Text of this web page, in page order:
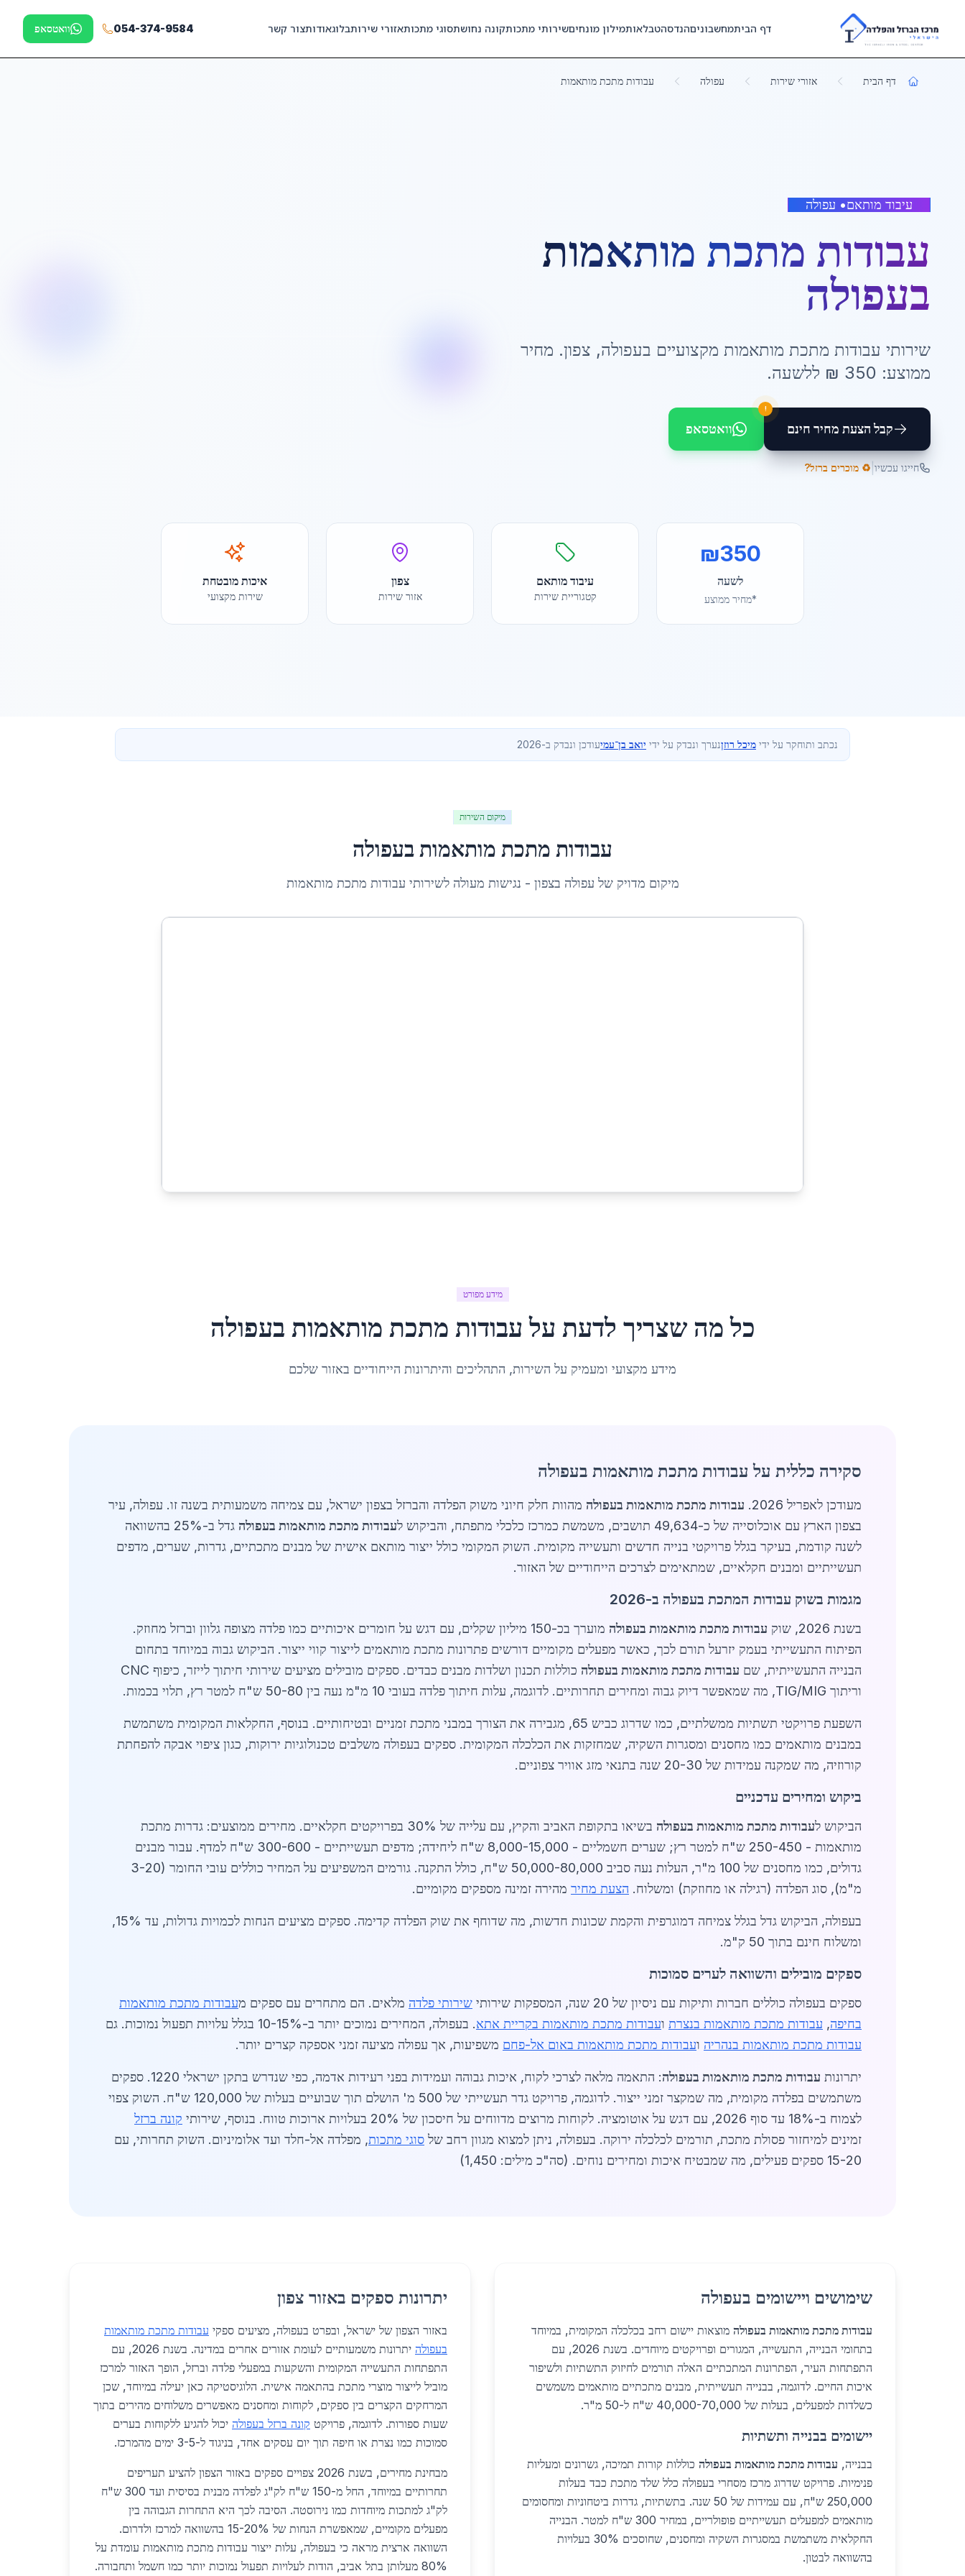
Skip to main content
דף הביתמחשבוניםהנדסהטבלאותמילון מונחיםשירותי מתכותקונה נחושתסוגי מתכותאזורי שירותבלוגאודותצור קשר 054-374-9584 וואטסאפ
דף הבית אזורי שירות עפולה עבודות מתכת מותאמות
עיבוד מותאם• עפולה
עבודות מתכת מותאמות
בעפולה
שירותי עבודות מתכת מותאמות מקצועיים בעפולה, צפון. מחיר
ממוצע: 350 ₪ ללשעה.
קבל הצעת מחיר חינם
!
וואטסאפ
חייגו עכשיו ♻️ מוכרים ברזל?
₪350
לשעה
*מחיר ממוצע
עיבוד מותאם
קטגוריית שירות
צפון
אזור שירות
איכות מובטחת
שירות מקצועי
נכתב ותוחקר על ידי מיכל רוזןנערך ונבדק על ידי יואב בן־עמיעודכן ונבדק ב-2026
מיקום השירות
עבודות מתכת מותאמות בעפולה
מיקום מדויק של עפולה בצפון - נגישות מעולה לשירותי עבודות מתכת מותאמות
מידע מפורט
כל מה שצריך לדעת על עבודות מתכת מותאמות בעפולה
מידע מקצועי ומעמיק על השירות, התהליכים והיתרונות הייחודיים באזור שלכם
סקירה כללית על עבודות מתכת מותאמות בעפולה
מעודכן לאפריל 2026. עבודות מתכת מותאמות בעפולה מהוות חלק חיוני משוק הפלדה והברזל בצפון ישראל, עם צמיחה משמעותית בשנה זו. עפולה, עיר
בצפון הארץ עם אוכלוסייה של כ-49,634 תושבים, משמשת כמרכז כלכלי מתפתח, והביקוש ל
עבודות מתכת מותאמות בעפולה
גדל ב-25% בהשוואה
לשנה קודמת, בעיקר בגלל פרויקטי בנייה חדשים ותעשייה מקומית. השוק המקומי כולל ייצור מותאם אישית של מבנים מתכתיים, גדרות, שערים, מדפים
תעשייתיים ומבנים חקלאיים, שמתאימים לצרכים הייחודיים של האזור.
מגמות בשוק עבודות המתכת בעפולה ב-2026
בשנת 2026, שוק עבודות מתכת מותאמות בעפולה
מוערך בכ-150 מיליון שקלים, עם דגש על חומרים איכותיים כמו פלדה מצופה גלוון וברזל מחוזק.
הפיתוח התעשייתי בעמק יזרעל תורם לכך, כאשר מפעלים מקומיים דורשים פתרונות מתכת מותאמים לייצור קווי ייצור. הביקוש גבוה במיוחד בתחום
הבנייה התעשייתית, שם עבודות מתכת מותאמות בעפולה
כוללות תכנון ושלדות מבנים כבדים. ספקים מובילים מציעים שירותי חיתוך לייזר, כיפוף CNC
וריתוך TIG/MIG, מה שמאפשר דיוק גבוה ומחירים תחרותיים. לדוגמה, עלות חיתוך פלדה בעובי 10 מ"מ נעה בין 50-80 ש"ח למטר רץ, תלוי בכמות.
השפעת פרויקטי תשתיות ממשלתיים, כמו שדרוג כביש 65, מגבירה את הצורך במבני מתכת זמניים ובטיחותיים. בנוסף, החקלאות המקומית משתמשת
במבנים מותאמים כמו מחסנים ומסגרות השקיה, שמחזקות את הכלכלה המקומית. ספקים בעפולה משלבים טכנולוגיות ירוקות, כגון ציפוי אבקה להפחתת
קורוזיה, מה שמקנה עמידות של 20-30 שנה בתנאי מזג אוויר צפוניים.
ביקוש ומחירים עדכניים
הביקוש לעבודות מתכת מותאמות בעפולה
בשיאו בתקופת האביב והקיץ, עם עלייה של 30% בפרויקטים חקלאיים. מחירים ממוצעים: גדרות מתכת
מותאמות - 250-450 ש"ח למטר רץ; שערים חשמליים - 8,000-15,000 ש"ח ליחידה; מדפים תעשייתיים - 300-600 ש"ח למדף. עבור מבנים
גדולים, כמו מחסנים של 100 מ"ר, העלות נעה סביב 50,000-80,000 ש"ח, כולל התקנה. גורמים המשפיעים על המחיר כוללים עובי החומר (3-20
מ"מ), סוג הפלדה (רגילה או מחוזקת) ומשלוח. הצעת מחיר מהירה זמינה מספקים מקומיים.
בעפולה, הביקוש גדל בגלל צמיחה דמוגרפית והקמת שכונות חדשות, מה שדוחף את שוק הפלדה קדימה. ספקים מציעים הנחות לכמויות גדולות, עד 15%,
ומשלוח חינם בתוך 50 ק"מ.
ספקים מובילים והשוואה לערים סמוכות
ספקים בעפולה כוללים חברות ותיקות עם ניסיון של 20 שנה, המספקות שירותי שירותי פלדה מלאים. הם מתחרים עם ספקים מעבודות מתכת מותאמות
בחיפה, עבודות מתכת מותאמות בנצרת ועבודות מתכת מותאמות בקריית אתא. בעפולה, המחירים נמוכים יותר ב-10-15% בגלל עלויות תפעול נמוכות. גם
עבודות מתכת מותאמות בנהריה ועבודות מתכת מותאמות באום אל-פחם משפיעות, אך עפולה מציעה זמני אספקה קצרים יותר.
יתרונות עבודות מתכת מותאמות בעפולה
: התאמה מלאה לצרכי לקוח, איכות גבוהה ועמידות בפני רעידות אדמה, כפי שנדרש בתקן ישראלי 1220. ספקים
משתמשים בפלדה מקומית, מה שמקצר זמני ייצור. לדוגמה, פרויקט גדר תעשייתי של 500 מ' הושלם תוך שבועיים בעלות של 120,000 ש"ח. השוק צפוי
לצמוח ב-18% עד סוף 2026, עם דגש על אוטומציה. לקוחות מרוצים מדווחים על חיסכון של 20% בעלויות ארוכות טווח. בנוסף, שירותי
קונה ברזל
זמינים למיחזור פסולת מתכת, תורמים לכלכלה ירוקה. בעפולה, ניתן למצוא מגוון רחב של סוגי מתכות, מפלדה אל-חלד ועד אלומיניום. השוק תחרותי, עם
15-20 ספקים פעילים, מה שמבטיח איכות ומחירים נוחים. (סה"כ מילים: 1,450)
שימושים ויישומים בעפולה
עבודות מתכת מותאמות בעפולה מוצאות יישום רחב בכלכלה המקומית, במיוחד
בתחומי הבנייה, התעשייה, המגורים ופרויקטים מיוחדים. בשנת 2026, עם
התפתחות העיר, הפתרונות המתכתיים האלה תורמים לחיזוק התשתיות ולשיפור
איכות החיים. לדוגמה, בבנייה תעשייתית, מבנים מתכתיים מותאמים משמשים
כשלדות למפעלים, בעלות של 40,000-70,000 ש"ח ל-50 מ"ר.
יישומים בבנייה ותשתיות
בבנייה, עבודות מתכת מותאמות בעפולה כוללות קורות תמיכה, גשרונים ומעליות
פנימיות. פרויקט שדרוג מרכז מסחרי בעפולה כלל שלד מתכת כבד בעלות
250,000 ש"ח, עם עמידות של 50 שנה. בתשתיות, גדרות ביטחוניות ומחסומים
מותאמים למפעלים תעשייתיים פופולריים, במחיר 300 ש"ח למטר. הבנייה
החקלאית משתמשת במסגרות השקיה ומחסנים, שחוסכים 30% בעלויות
בהשוואה לבטון.
יתרונות ספקים באזור צפון
באזור הצפון של ישראל, ובפרט בעפולה, מציעים ספקי עבודות מתכת מותאמות
בעפולה
יתרונות משמעותיים לעומת אזורים אחרים במדינה. בשנת 2026, עם
התפתחות התעשייה המקומית והשקעות במפעלי פלדה וברזל, הופך האזור למרכז
מוביל לייצור מוצרי מתכת בהתאמה אישית. הלוגיסטיקה כאן יעילה במיוחד, שכן
המרחקים הקצרים בין ספקים, לקוחות ומחסנים מאפשרים משלוחים מהירים בתוך
שעות ספורות. לדוגמה, פרויקט קונה ברזל בעפולה יכול להגיע ללקוחות בערים
סמוכות כמו נצרת או חיפה תוך יום עסקים אחד, בניגוד ל-3-5 ימים מהמרכז.
מבחינת מחירים, בשנת 2026 צפויים ספקים באזור הצפון להציע תעריפים
תחרותיים במיוחד, החל מ-150 ש"ח לק"ג לפלדה מבנית בסיסית ועד 300 ש"ח
לק"ג למתכות מיוחדות כמו נירוסטה. הסיבה לכך היא התחרות הגבוהה בין
מפעלים מקומיים, שמאפשרת הנחות של 15-20% בהשוואה למרכז ולדרום.
השוואה ארצית מראה כי בעפולה, עלות ייצור עבודות מתכת מותאמות עומדת על
80% מעלותן בתל אביב, הודות לעלויות תפעול נמוכות יותר כמו חשמל ותחבורה.